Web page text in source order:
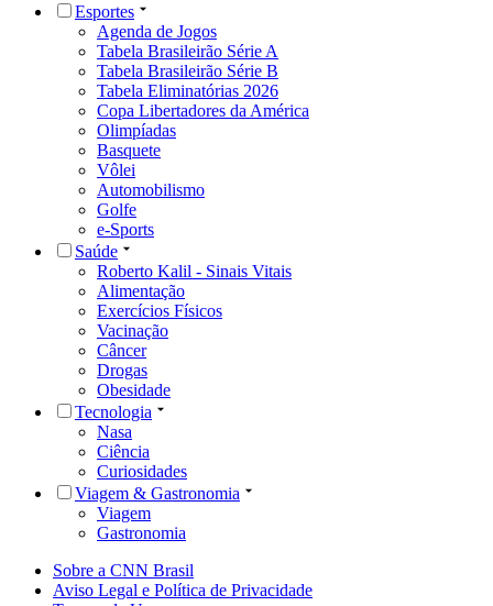
Esportes
Agenda de Jogos
Tabela Brasileirão Série A
Tabela Brasileirão Série B
Tabela Eliminatórias 2026
Copa Libertadores da América
Olimpíadas
Basquete
Vôlei
Automobilismo
Golfe
e-Sports
Saúde
Roberto Kalil - Sinais Vitais
Alimentação
Exercícios Físicos
Vacinação
Câncer
Drogas
Obesidade
Tecnologia
Nasa
Ciência
Curiosidades
Viagem & Gastronomia
Viagem
Gastronomia
Sobre a CNN Brasil
Aviso Legal e Política de Privacidade